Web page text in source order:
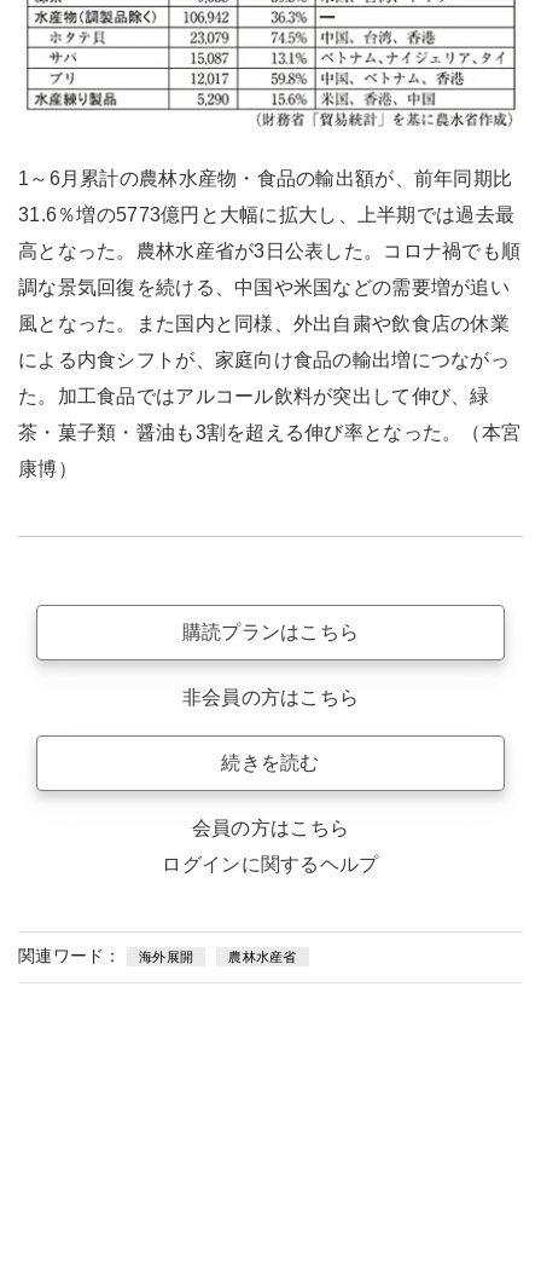
1～6月累計の農林水産物・食品の輸出額が、前年同期比
31.6％増の5773億円と大幅に拡大し、上半期では過去最
高となった。農林水産省が3日公表した。コロナ禍でも順
調な景気回復を続ける、中国や米国などの需要増が追い
風となった。また国内と同様、外出自粛や飲食店の休業
による内食シフトが、家庭向け食品の輸出増につながっ
た。加工食品ではアルコール飲料が突出して伸び、緑
茶・菓子類・醤油も3割を超える伸び率となった。（本宮
康博）
購読プランはこちら
非会員の方はこちら
続きを読む
会員の方はこちら
ログインに関するヘルプ
関連ワード： 海外展開 農林水産省